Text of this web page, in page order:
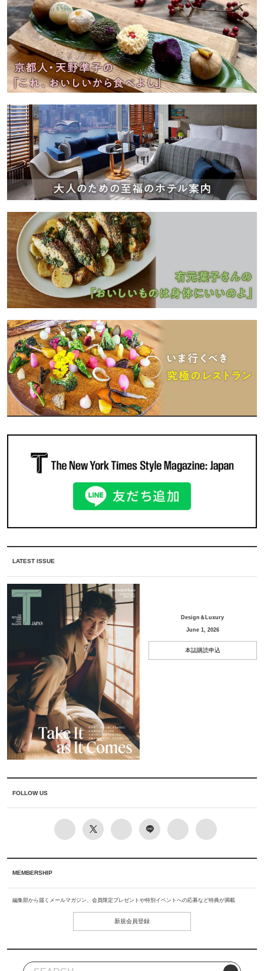
LATEST ISSUE
Design＆Luxury
June 1, 2026
本誌購読申込
FOLLOW US
MEMBERSHIP
編集部から届くメールマガジン、会員限定プレゼントや特別イベントへの応募など特典が満載
新規会員登録